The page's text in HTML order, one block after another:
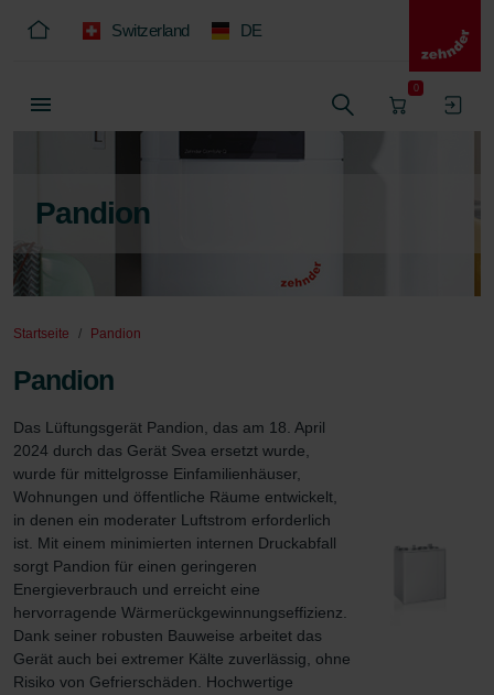
Switzerland DE
0
Pandion
Startseite Pandion
Pandion
Das Lüftungsgerät Pandion, das am 18. April
2024 durch das Gerät Svea ersetzt wurde,
wurde für mittelgrosse Einfamilienhäuser,
Wohnungen und öffentliche Räume entwickelt,
in denen ein moderater Luftstrom erforderlich
ist. Mit einem minimierten internen Druckabfall
sorgt Pandion für einen geringeren
Energieverbrauch und erreicht eine
hervorragende Wärmerückgewinnungseffizienz.
Dank seiner robusten Bauweise arbeitet das
Gerät auch bei extremer Kälte zuverlässig, ohne
Risiko von Gefrierschäden. Hochwertige